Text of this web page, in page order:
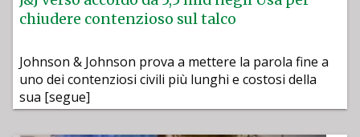
chiudere contenzioso sul talco
Johnson & Johnson prova a mettere la parola fine a
uno dei contenziosi civili più lunghi e costosi della
sua [segue]